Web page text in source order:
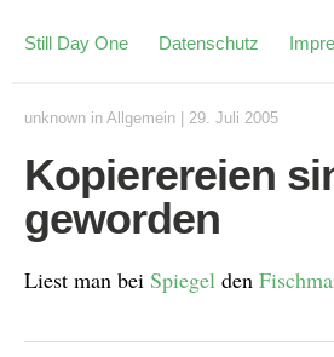
Still Day One Datenschutz
unknown in Allgemein 29. Juli 2005
Kopierereien
geworden
Liest man bei Spiegel den